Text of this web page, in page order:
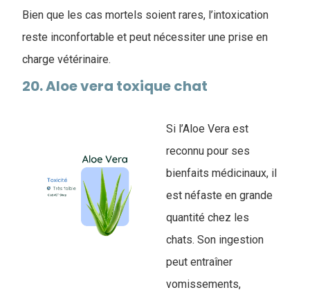
Bien que les cas mortels soient rares, l’intoxication
reste inconfortable et peut nécessiter une prise en
charge vétérinaire.
20. Aloe vera toxique chat
Si l’Aloe Vera est
reconnu pour ses
bienfaits médicinaux, il
est néfaste en grande
quantité chez les
chats. Son ingestion
peut entraîner
vomissements,